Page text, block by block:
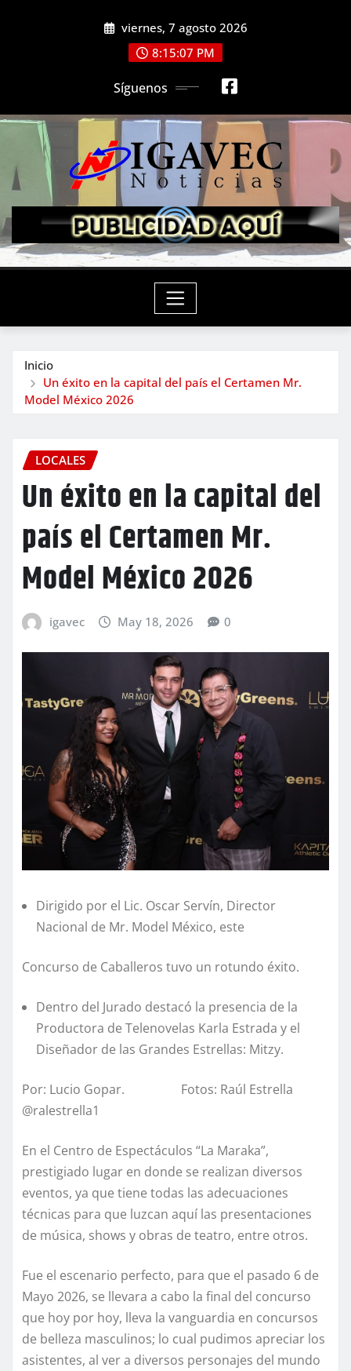
viernes, 7 agosto 2026
8:15:09 PM
Síguenos
Inicio
Un éxito en la capital del país el Certamen Mr.
Model México 2026
LOCALES
Un éxito en la capital del
país el Certamen Mr.
Model México 2026
igavec May 18, 2026 0
Dirigido por el Lic. Oscar Servín, Director
Nacional de Mr. Model México, este
Concurso de Caballeros tuvo un rotundo éxito.
Dentro del Jurado destacó la presencia de la
Productora de Telenovelas Karla Estrada y el
Diseñador de las Grandes Estrellas: Mitzy.
Por: Lucio Gopar. Fotos: Raúl Estrella
@ralestrella1
En el Centro de Espectáculos “La Maraka”,
prestigiado lugar en donde se realizan diversos
eventos, ya que tiene todas las adecuaciones
técnicas para que luzcan aquí las presentaciones
de música, shows y obras de teatro, entre otros.
Fue el escenario perfecto, para que el pasado 6 de
Mayo 2026, se llevara a cabo la final del concurso
que hoy por hoy, lleva la vanguardia en concursos
de belleza masculinos; lo cual pudimos apreciar los
asistentes, al ver a diversos personajes del mundo